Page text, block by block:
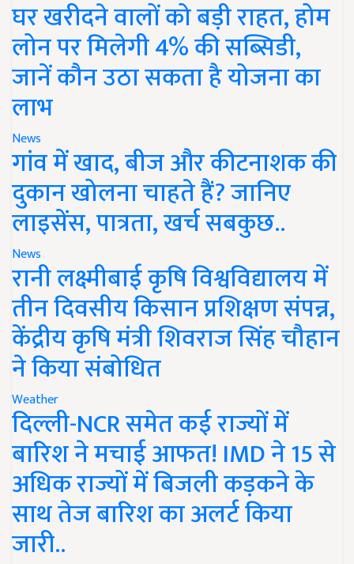
घर खरीदने वालों को बड़ी राहत, होम
लोन पर मिलेगी 4% की सब्सिडी,
जानें कौन उठा सकता है योजना का
लाभ
News
गांव में खाद, बीज और कीटनाशक की
दुकान खोलना चाहते हैं? जानिए
लाइसेंस, पात्रता, खर्च सबकुछ..
News
रानी लक्ष्मीबाई कृषि विश्वविद्यालय में
तीन दिवसीय किसान प्रशिक्षण संपन्न,
केंद्रीय कृषि मंत्री शिवराज सिंह चौहान
ने किया संबोधित
Weather
दिल्ली-NCR समेत कई राज्यों में
बारिश ने मचाई आफत! IMD ने 15 से
अधिक राज्यों में बिजली कड़कने के
साथ तेज बारिश का अलर्ट किया
जारी..